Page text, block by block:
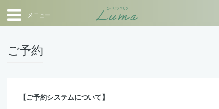
メニュー
ご予約
【ご予約システムについて】